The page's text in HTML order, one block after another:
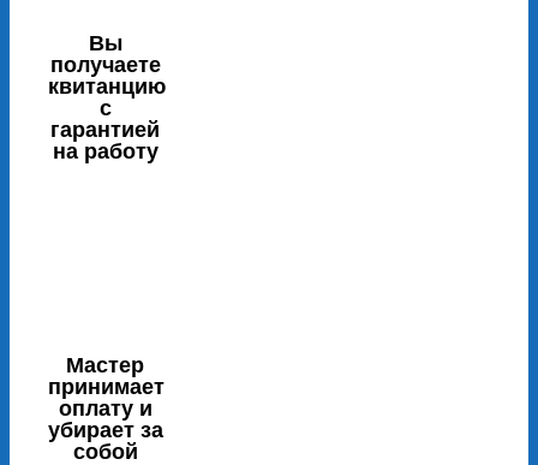
Вы
получаете
квитанцию
с
гарантией
на работу
Мастер
принимает
оплату и
убирает за
собой